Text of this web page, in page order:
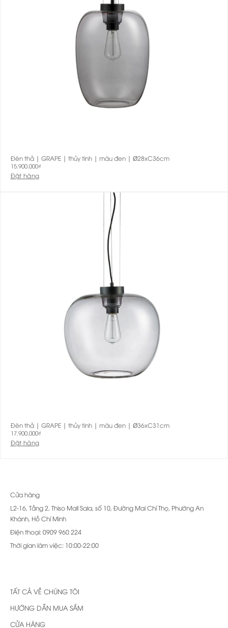
Đèn thả | GRAPE | thủy tinh | màu đen | Ø28xC36cm
15.900.000₫
Đặt hàng
Đèn thả | GRAPE | thủy tinh | màu đen | Ø36xC31cm
17.900.000₫
Đặt hàng
Cửa hàng
L2-16, Tầng 2, Thiso Mall Sala, số 10, Đường Mai Chí Thọ, Phường An
Khánh, Hồ Chí Minh
Điện thoại: 0909 960 224
Thời gian làm việc: 10:00-22:00
TẤT CẢ VỀ CHÚNG TÔI
HƯỚNG DẪN MUA SẮM
CỬA HÀNG